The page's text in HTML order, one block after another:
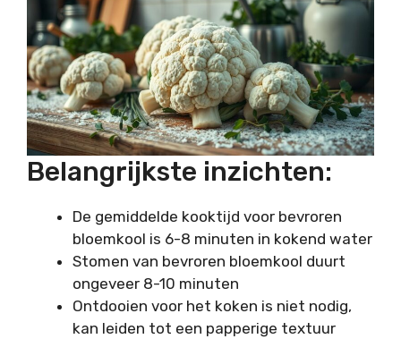
Belangrijkste inzichten:
De gemiddelde kooktijd voor bevroren
bloemkool is 6-8 minuten in kokend water
Stomen van bevroren bloemkool duurt
ongeveer 8-10 minuten
Ontdooien voor het koken is niet nodig,
kan leiden tot een papperige textuur